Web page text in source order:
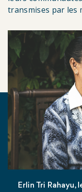
transmises par les
Erlin Tri